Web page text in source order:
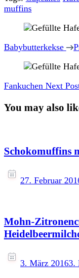
muffins
Post
Navigation
Babybutterkekse
Fankuchen Next
You may also
Schokomuffins
27. Februar
Mohn-
3. März 20163.